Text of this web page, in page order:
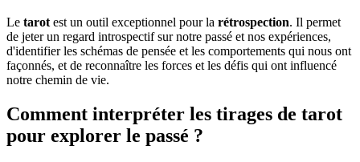
Le tarot est un outil exceptionnel pour la rétrospection. Il permet
de jeter un regard introspectif sur notre passé et nos expériences,
d'identifier les schémas de pensée et les comportements qui nous ont
façonnés, et de reconnaître les forces et les défis qui ont influencé
notre chemin de vie.
Comment interpréter les tirages de tarot
pour explorer le passé ?